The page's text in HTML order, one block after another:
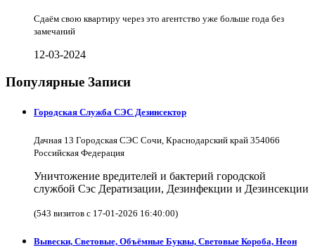
Сдаём свою квартиру через это агентство уже больше года без
замечаний
12-03-2024
Популярные Записи
Городская Служба СЭС Дезинсектор
Дачная 13 Городская СЭС Сочи, Краснодарский край 354066
Российская Федерация
Уничтожение вредителей и бактерий городской
службой Сэс Дератизации, Дезинфекции и Дезинсекции
(543 визитов с 17-01-2026 16:40:00)
Вывески, Световые, Объёмные Буквы, Световые Короба, Неон